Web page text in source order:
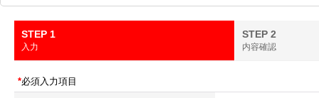
STEP 1
入力
STEP 2
内容確認
*必須入力項目